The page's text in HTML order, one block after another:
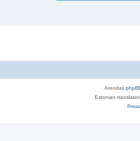
Arendas
Estonian